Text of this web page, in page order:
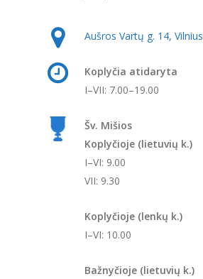
Aušros Vartų g. 14, Vilnius
Koplyčia atidaryta
I–VII: 7.00–19.00
Šv. Mišios
Koplyčioje (lietuvių k.)
I–VI: 9.00
VII: 9.30
Koplyčioje (lenkų k.)
I–VI: 10.00
Bažnyčioje (lietuvių k.)